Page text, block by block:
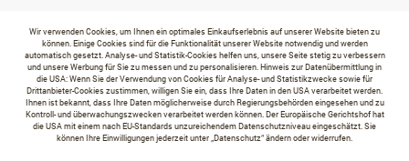
Wir verwenden Cookies, um Ihnen ein optimales Einkaufserlebnis auf unserer Website bieten zu
können. Einige Cookies sind für die Funktionalität unserer Website notwendig und werden
automatisch gesetzt. Analyse- und Statistik-Cookies helfen uns, unsere Seite stetig zu verbessern
und unsere Werbung für Sie zu messen und zu personalisieren. Hinweis zur Datenübermittlung in
die USA: Wenn Sie der Verwendung von Cookies für Analyse- und Statistikzwecke sowie für
Drittanbieter-Cookies zustimmen, willigen Sie ein, dass Ihre Daten in den USA verarbeitet werden.
Ihnen ist bekannt, dass Ihre Daten möglicherweise durch Regierungsbehörden eingesehen und zu
Kontroll- und überwachungszwecken verarbeitet werden können. Der Europäische Gerichtshof hat
die USA mit einem nach EU-Standards unzureichendem Datenschutzniveau eingeschätzt. Sie
können Ihre Einwilligungen jederzeit unter „Datenschutz“ ändern oder widerrufen.